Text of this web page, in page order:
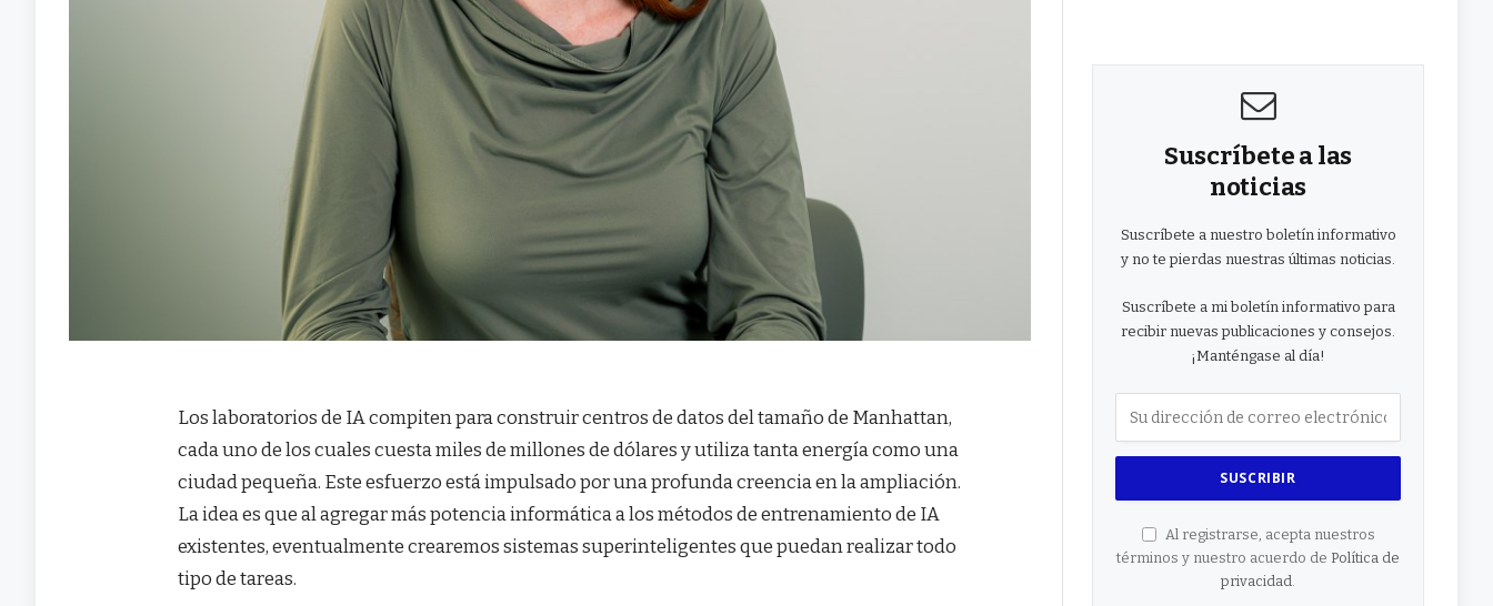
Los laboratorios de IA compiten para construir centros de datos del tamaño de Manhattan,
cada uno de los cuales cuesta miles de millones de dólares y utiliza tanta energía como una
ciudad pequeña. Este esfuerzo está impulsado por una profunda creencia en la ampliación.
La idea es que al agregar más potencia informática a los métodos de entrenamiento de IA
existentes, eventualmente crearemos sistemas superinteligentes que puedan realizar todo
tipo de tareas.
Suscríbete a las
noticias
Suscríbete a nuestro boletín informativo
y no te pierdas nuestras últimas noticias.
Suscríbete a mi boletín informativo para
recibir nuevas publicaciones y consejos.
¡Manténgase al día!
Al registrarse, acepta nuestros
términos y nuestro acuerdo de Política de
privacidad.